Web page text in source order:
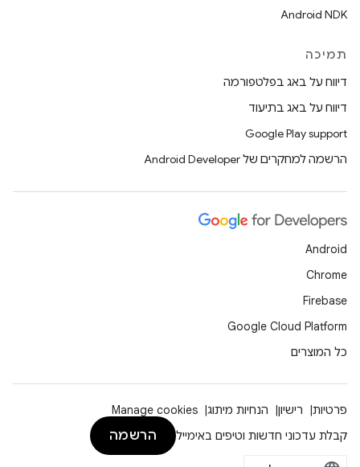
Android NDK
תמיכה
דיווח על באג בפלטפורמה
דיווח על באג בתיעוד
Google Play support
הרשמה למחקרים של Android Developer
Android
Chrome
Firebase
Google Cloud Platform
כל המוצרים
פרטיות רישיון הנחיות מיתוג
Manage cookies
קבלת עדכוני חדשות וטיפים באימייל
הרשמה